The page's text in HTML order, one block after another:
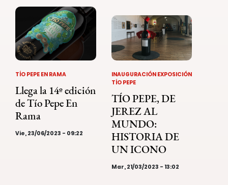
Llega la 14º edición
de Tío Pepe En
Rama
TÍO PEPE EN RAMA
Vie, 23/06/2023 - 09:22
TÍO PEPE, DE
JEREZ AL
MUNDO:
HISTORIA DE
UN ICONO
INAUGURACIÓN EXPOSICIÓN
TÍO PEPE
Mar, 21/03/2023 - 13:02